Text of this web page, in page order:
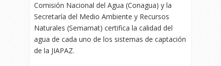
Comisión Nacional del Agua (Conagua) y la
Secretaría del Medio Ambiente y Recursos
Naturales (Semarnat) certifica la calidad del
agua de cada uno de los sistemas de captación
de la JIAPAZ.